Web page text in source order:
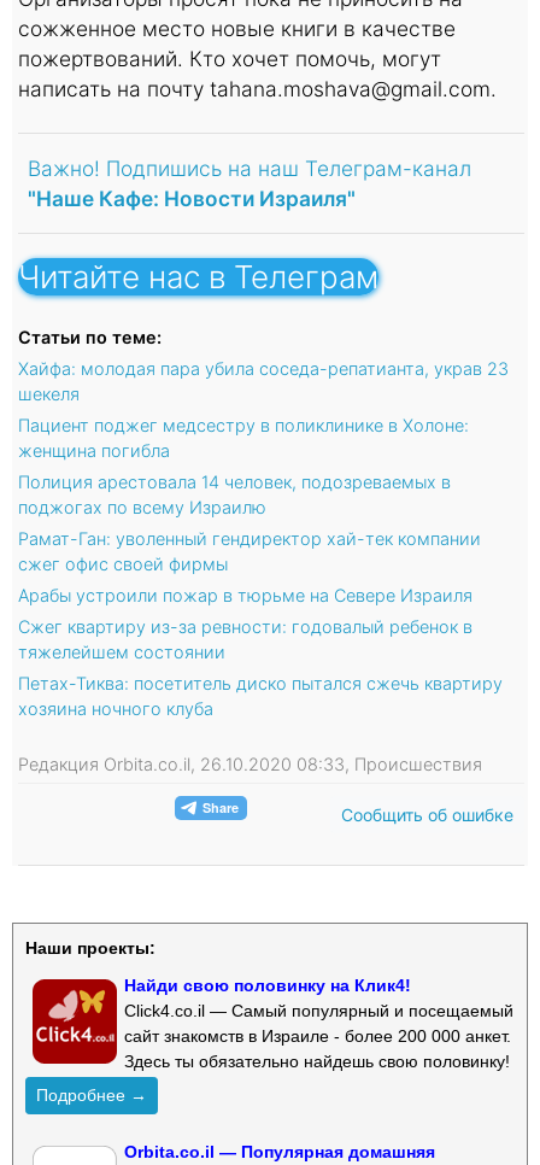
сожженное место новые книги в качестве
пожертвований. Кто хочет помочь, могут
написать на почту tahana.moshava@gmail.com.
Важно! Подпишись на наш Телеграм-канал
"Наше Кафе: Новости Израиля"
Читайте нас в Телеграм
Статьи по теме:
Хайфа: молодая пара убила соседа-репатианта, украв 23
шекеля
Пациент поджег медсестру в поликлинике в Холоне:
женщина погибла
Полиция арестовала 14 человек, подозреваемых в
поджогах по всему Израилю
Рамат-Ган: уволенный гендиректор хай-тек компании
сжег офис своей фирмы
Арабы устроили пожар в тюрьме на Севере Израиля
Сжег квартиру из-за ревности: годовалый ребенок в
тяжелейшем состоянии
Петах-Тиква: посетитель диско пытался сжечь квартиру
хозяина ночного клуба
Редакция Orbita.co.il, 26.10.2020 08:33, Происшествия
Сообщить об ошибке
Наши проекты:
Найди свою половинку на Клик4!
Click4.co.il — Самый популярный и посещаемый
сайт знакомств в Израиле - более 200 000 анкет.
Здесь ты обязательно найдешь свою половинку!
Подробнее →
Orbita.co.il — Популярная домашняя